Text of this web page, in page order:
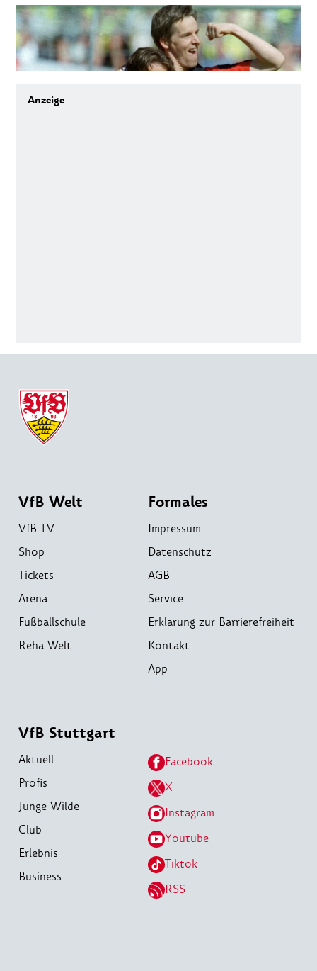
VfB Welt
VfB TV
Shop
Tickets
Arena
Fußballschule
Reha-Welt
Formales
Impressum
Datenschutz
AGB
Service
Erklärung zur Barrierefreiheit
Kontakt
App
VfB Stuttgart
Aktuell
Profis
Junge Wilde
Club
Erlebnis
Business
Facebook
X
Instagram
Youtube
Tiktok
RSS